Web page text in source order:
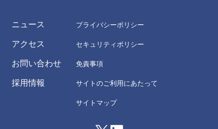
ニュース
アクセス
お問い合わせ
採用情報
プライバシーポリシー
セキュリティポリシー
免責事項
サイトのご利用にあたって
サイトマップ